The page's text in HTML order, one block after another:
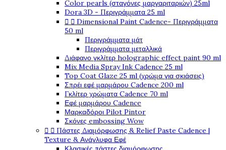
Color pearls (σταγόνες μαργαριταριών) 25ml
Dora 3D - Περιγράμματα 25 ml
  Dimensional Paint Cadence- Περιγράμματα
50 ml
Περιγράμματα μάτ
Περιγράμματα μεταλλικά
Διάφανο γκλίτερ holographic effect paint 90 ml
Mix Media Spray Ink Cadence 25 ml
Top Coat Glaze 25 ml (χρώμα για σκιάσεις)
Σπρέι εφέ μαρμάρου Cadence 200 ml
Γκλίτερ χρώματα Cadence 70 ml
Εφέ μαρμάρου Cadence
Μαρκαδόροι Pilot Pintor
Σκόνες embossing Wow
  Πάστες Διαμόρφωσης & Relief Paste Cadence |
Texture & Ανάγλυφα Εφέ